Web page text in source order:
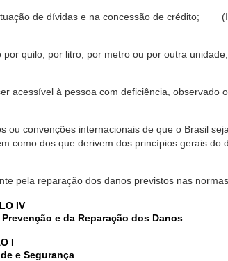
de dívidas e na concessão de crédito;
por quilo, por litro, por metro ou por outra
acessível à pessoa com deficiência, observado
convenções internacionais de que o Brasil
como dos que derivem dos princípios gerais do
pela reparação dos danos previstos nas
IV
e da Reparação dos Danos
I
e Segurança